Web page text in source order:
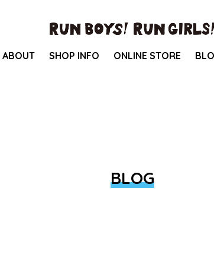
ABOUT SHOP INFO ONLINE STORE
BLOG